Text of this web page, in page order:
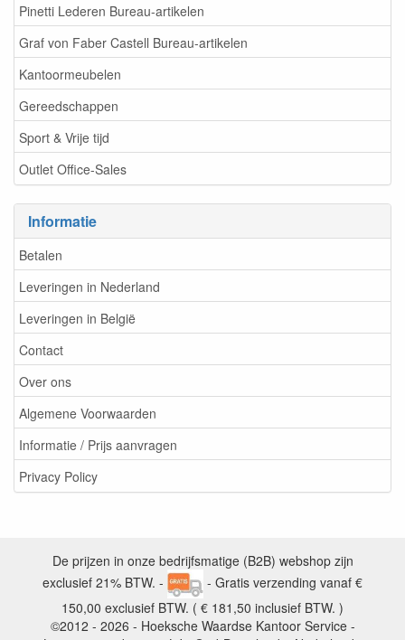
Pinetti Lederen Bureau-artikelen
Graf von Faber Castell Bureau-artikelen
Kantoormeubelen
Gereedschappen
Sport & Vrije tijd
Outlet Office-Sales
Informatie
Betalen
Leveringen in Nederland
Leveringen in België
Contact
Over ons
Algemene Voorwaarden
Informatie / Prijs aanvragen
Privacy Policy
De prijzen in onze bedrijfsmatige (B2B) webshop zijn
exclusief 21% BTW. -
- Gratis verzending vanaf €
150,00 exclusief BTW. ( € 181,50 inclusief BTW. )
©2012 - 2026 - Hoeksche Waardse Kantoor Service -